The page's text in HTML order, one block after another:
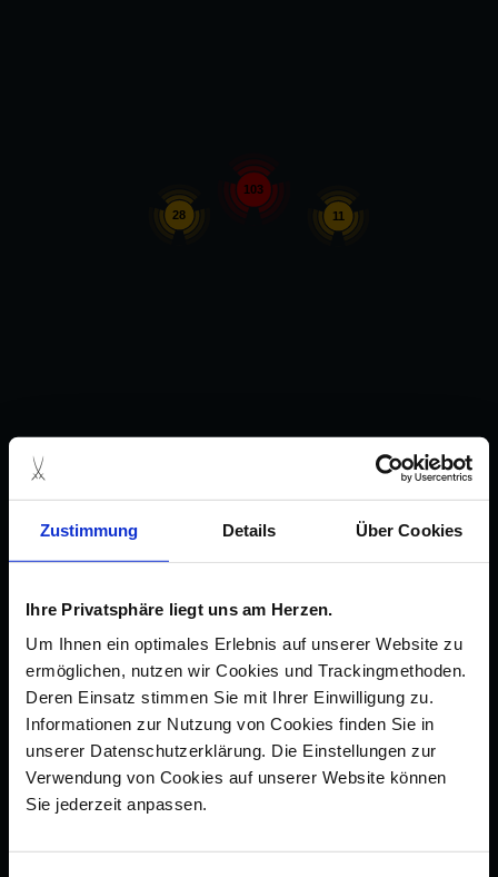
Zustimmung Details Über Cookies
Ihre Privatsphäre liegt uns am Herzen.
Um Ihnen ein optimales Erlebnis auf unserer Website zu
ermöglichen, nutzen wir Cookies und Trackingmethoden.
Deren Einsatz stimmen Sie mit Ihrer Einwilligung zu.
Informationen zur Nutzung von Cookies finden Sie in
unserer Datenschutzerklärung. Die Einstellungen zur
Verwendung von Cookies auf unserer Website können
Sie jederzeit anpassen.
103
11
28